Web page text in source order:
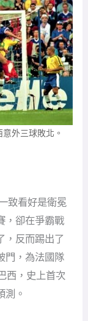
外三球敗北。
致看好是衛冕
，卻在爭霸戰
，反而踢出了
門，為法國隊
西，史上首次
測。